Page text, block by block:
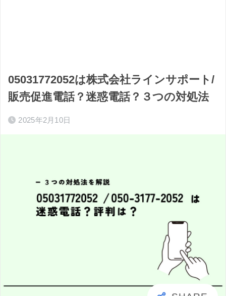
05031772052は株式会社ラインサポート/
販売促進電話？迷惑電話？３つの対処法
2025年2月10日